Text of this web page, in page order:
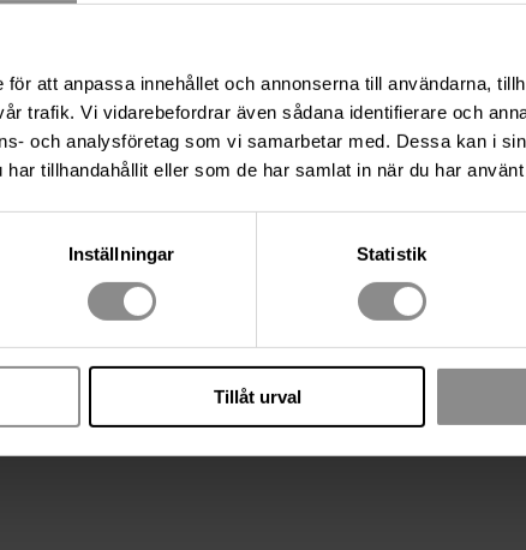
att anpassa innehållet och annonserna till användarna,
trafik. Vi vidarebefordrar även sådana identifierare och
och analysföretag som vi samarbetar med. Dessa kan i
har tillhandahållit eller som de har samlat in när du har
Inställningar Statistik
Tillåt urval